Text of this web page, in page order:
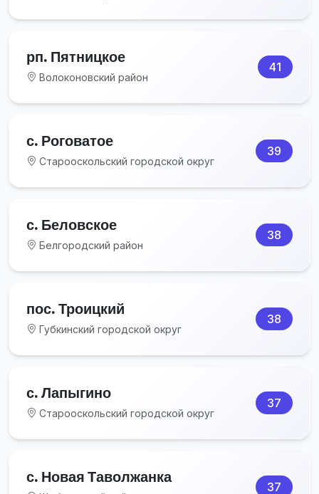
рп. Пятницкое
Волоконовский район
41
с. Роговатое
Старооскольский городской округ
39
с. Беловское
Белгородский район
38
пос. Троицкий
Губкинский городской округ
38
с. Лапыгино
Старооскольский городской округ
37
с. Новая Таволжанка
37